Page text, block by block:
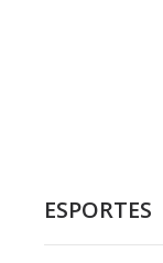
ESPORTES